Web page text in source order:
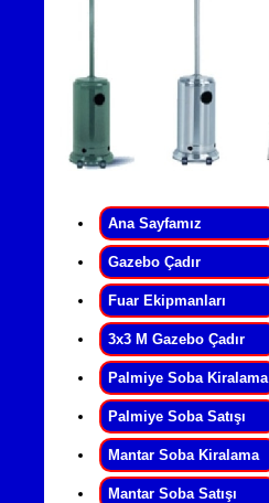
Ana Sayfamız
Gazebo Çadır
Fuar Ekipmanları
3x3 M Gazebo Çadır
Palmiye Soba Kiralama
Palmiye Soba Satışı
Mantar Soba Kiralama
Mantar Soba Satışı